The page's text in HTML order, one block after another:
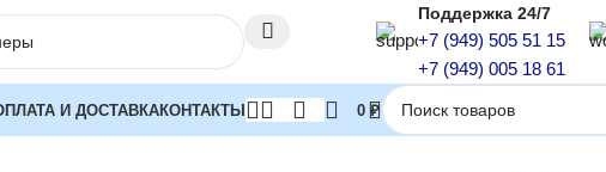
Поддержка 24/7
+7 (949) 505 51 15
+7 (949) 005 18 61
И ДОСТАВКАКОНТАКТЫ 0 ₽
Настенные газовые котлы Настенные газовые котлы одноконтурные